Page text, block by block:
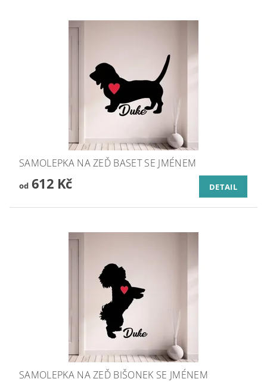
SAMOLEPKA NA ZEĎ BASET SE JMÉNEM
od612 Kč DETAIL
SAMOLEPKA NA ZEĎ BIŠONEK SE JMÉNEM